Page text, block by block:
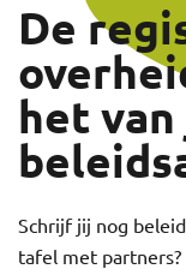
De
het
Schrijf jij nog
tafel met